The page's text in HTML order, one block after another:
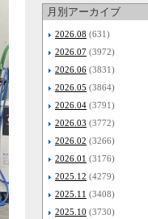
月別アーカイブ
2026.08 (631)
2026.07 (3972)
2026.06 (3831)
2026.05 (3864)
2026.04 (3791)
2026.03 (3772)
2026.02 (3266)
2026.01 (3176)
2025.12 (4279)
2025.11 (3408)
2025.10 (3730)